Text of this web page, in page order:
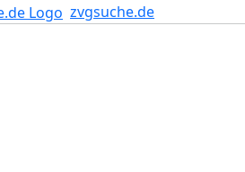
zvgsuche.de